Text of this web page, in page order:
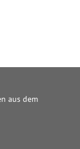
aus dem